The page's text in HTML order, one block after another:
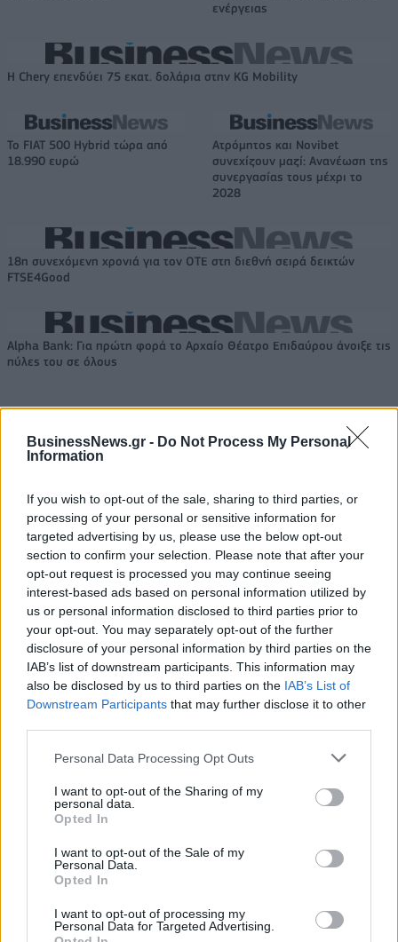
BusinessNews.gr - Do Not Process My Personal
Information
If you wish to opt-out of the sale, sharing to third parties, or
processing of your personal or sensitive information for
targeted advertising by us, please use the below opt-out
section to confirm your selection. Please note that after your
opt-out request is processed you may continue seeing
interest-based ads based on personal information utilized by
us or personal information disclosed to third parties prior to
your opt-out. You may separately opt-out of the further
disclosure of your personal information by third parties on the
IAB’s list of downstream participants. This information may
also be disclosed by us to third parties on the IAB’s List of
Downstream Participants that may further disclose it to other
Personal Data Processing Opt Outs
I want to opt-out of the Sharing of my
personal data.
Opted In
I want to opt-out of the Sale of my
Personal Data.
Opted In
I want to opt-out of processing my
Personal Data for Targeted Advertising.
ενέργειας
Η Chery επενδύει 75 εκατ. δολάρια στην KG Mobility
Το FIAT 500 Hybrid τώρα από
18.990 ευρώ
Ατρόμητος και Novibet
συνεχίζουν μαζί: Ανανέωση της
συνεργασίας τους μέχρι το
2028
18η συνεχόμενη χρονιά για τον ΟΤΕ στη διεθνή σειρά δεικτών
FTSE4Good
Alpha Bank: Για πρώτη φορά το Αρχαίο Θέατρο Επιδαύρου άνοιξε τις
πύλες του σε όλους
ΠΕΡΙΣΣΌΤΕΡΑ ΣΕ ΑΥΤΉ ΤΗΝ ΚΑΤΗΓΟΡΊΑ
Δεμένα τα πλοία την
Τετάρτη 3 Ιουλίου λόγω
24ωρης απεργίας της
ΠΝΟ
25/06/2019 - 03:00
Στον ανακριτή ο ράπερ που
συνελήφθη για ναρκωτικά
25/06/2019 - 03:00